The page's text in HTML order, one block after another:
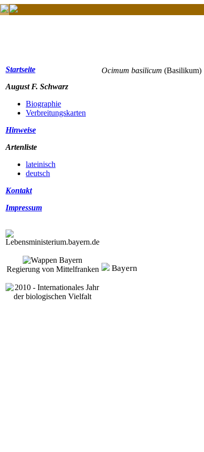
Startseite
August F. Schwarz
Biographie
Verbreitungskarten
Hinweise
Artenliste
lateinisch
deutsch
Kontakt
Impressum
Regierung von Mittelfranken
Ocimum basilicum (Basilikum)
Bayern